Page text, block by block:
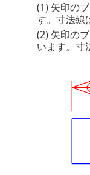
(1) 矢印の
す。寸法線
(2) 矢印の
います。寸